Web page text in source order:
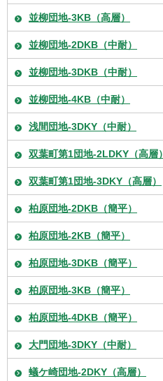
並柳団地-3KB（高層）
並柳団地-2DKB（中耐）
並柳団地-3DKB（中耐）
並柳団地-4KB（中耐）
浅間団地-3DKY（中耐）
双葉町第1団地-2LDKY（高層）
双葉町第1団地-3DKY（高層）
柏原団地-2DKB（簡平）
柏原団地-2KB（簡平）
柏原団地-3DKB（簡平）
柏原団地-3KB（簡平）
柏原団地-4DKB（簡平）
大門団地-3DKY（中耐）
蟻ケ崎団地-2DKY（高層）